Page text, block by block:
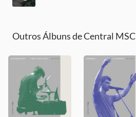
Outros Álbuns de Central MSC